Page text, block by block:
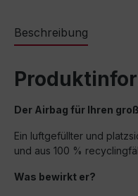
Beschreibung
Der Airbag für Ihren
Ein luftgefüllter und
und aus 100 %
Was bewirkt er?